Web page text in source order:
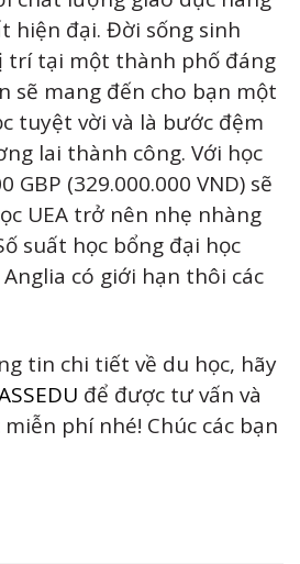
hiện đại. Đời sống sinh
trí tại một thành phố đáng
sẽ mang đến cho bạn một
tuyệt vời và là bước đệm
lai thành công. Với học
GBP (329.000.000 VND) sẽ
UEA trở nên nhẹ nhàng
suất học bổng đại học
có giới hạn thôi các
tin chi tiết về du học, hãy
để được tư vấn và
phí nhé! Chúc các bạn